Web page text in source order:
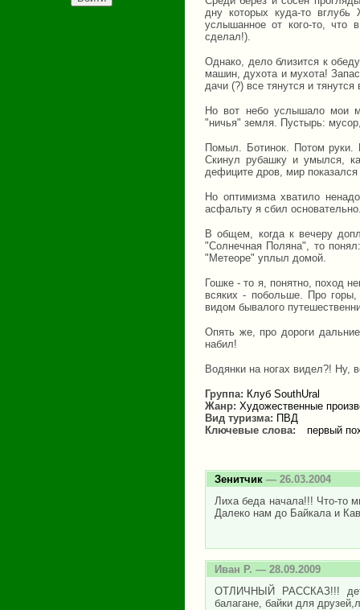
дну которых куда-то
услышанное от кого-то, что
сделал!).
Однако, дело близится к
машин, духота и мухота!
дачи (?) все тянутся и
Но вот небо услышало мои
"ничья" земля. Пустырь:
Помыл. Ботинок. Потом руки.
Скинул рубашку и умылся,
дефиците дров, мир
Но оптимизма хватило
асфальту я сбил
В общем, когда к вечеру
"Солнечная Поляна", то
"Метеоре" уплыл домой.
Гошке - то я, понятно, поход
всяких - побольше. Про
видом бывалого
Опять же, про дороги
набил!
Водянки на ногах видел?! Ну,
Группа: Клуб SouthUral
Жанр: Художественные
Вид туризма: ПВД
Ключевые слова:
первый
Зенитчик — 26.03.2004
Лиха беда начала!!! Что-то
Далеко нам до Байкала и
Иван Р. — 28.09.2009
ОТЛИЧНЫЙ РАССКАЗ!!!
балагане, байки для